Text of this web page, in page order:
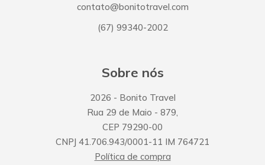
contato@bonitotravel.com
(67) 99340-2002
Sobre nós
2026 - Bonito Travel
Rua 29 de Maio - 879
CEP 79290-00
CNPJ 41.706.943/0001-11 IM 764721
Política de compra